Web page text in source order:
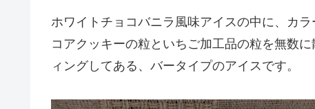
ホワイトチョコバニラ風味アイスの中に、カ
コアクッキーの粒といちご加工品の粒を無数
ィングしてある、バータイプのアイスです。